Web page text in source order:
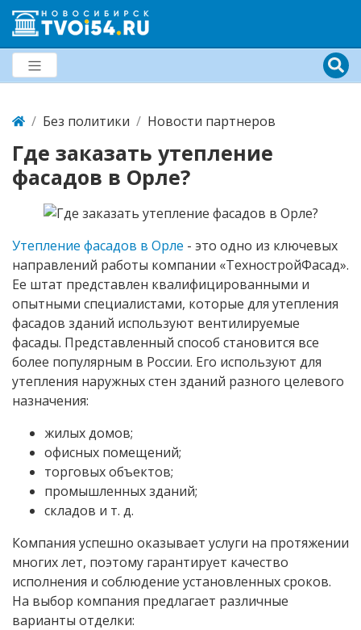
Без политики Новости партнеров
Где заказать утепление
фасадов в Орле?
Утепление фасадов в Орле - это одно из ключевых
направлений работы компании «ТехностройФасад».
Ее штат представлен квалифицированными и
опытными специалистами, которые для утепления
фасадов зданий используют вентилируемые
фасады. Представленный способ становится все
более популярным в России. Его используют для
утепления наружных стен зданий разного целевого
назначения:
жилых домов;
офисных помещений;
торговых объектов;
промышленных зданий;
складов и т. д.
Компания успешно оказывает услуги на протяжении
многих лет, поэтому гарантирует качество
исполнения и соблюдение установленных сроков.
На выбор компания предлагает различные
варианты отделки: